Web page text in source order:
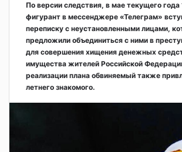
По версии следствия, в мае текущего года
фигурант в мессенджере «Телеграм»
переписку с неустановленными лицами,
предложили объединиться с ними в
для совершения хищения денежных
имущества жителей Российской
реализации плана обвиняемый также
летнего знакомого.